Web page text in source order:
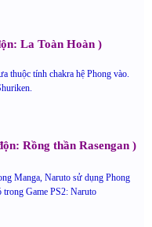
La Toàn Hoàn )
thuộc tính chakra hệ Phong vào.
Rồng thần Rasengan )
Manga, Naruto sử dụng Phong
trong Game PS2: Naruto